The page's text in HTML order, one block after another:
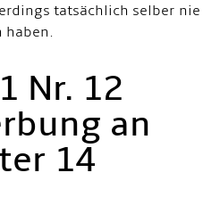
tatsächlich selber nie
haben.
Nr. 12
an
14